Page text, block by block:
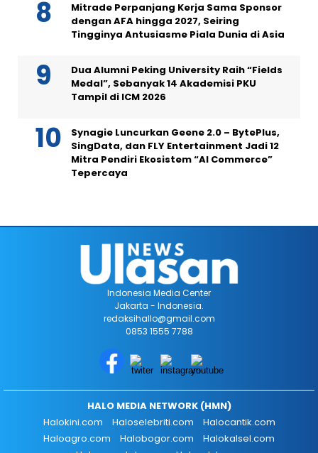
Mitrade Perpanjang Kerja Sama Sponsor
dengan AFA hingga 2027, Seiring
Tingginya Antusiasme Piala Dunia di Asia
Dua Alumni Peking University Raih “Fields
Medal”, Sebanyak 14 Akademisi PKU
Tampil di ICM 2026
Synagie Luncurkan Geene 2.0 – BytePlus,
SingData, dan FLY Entertainment Jadi 12
Mitra Pendiri Ekosistem “AI Commerce”
Tepercaya
Indonesia Media Center
Jakarta - Indonesia.
redaksihallo@gmail.com
0853 1555 7788
HALO MEDIA NETWORK (HMN)
Halokini.com
Haloselebriti.com
Halocantik.com
Haloagro.com
Halobogor.com
Halokalsel.com